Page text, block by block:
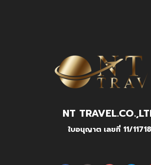
NT
ใบอนุญาต เลขที่ 11/11718